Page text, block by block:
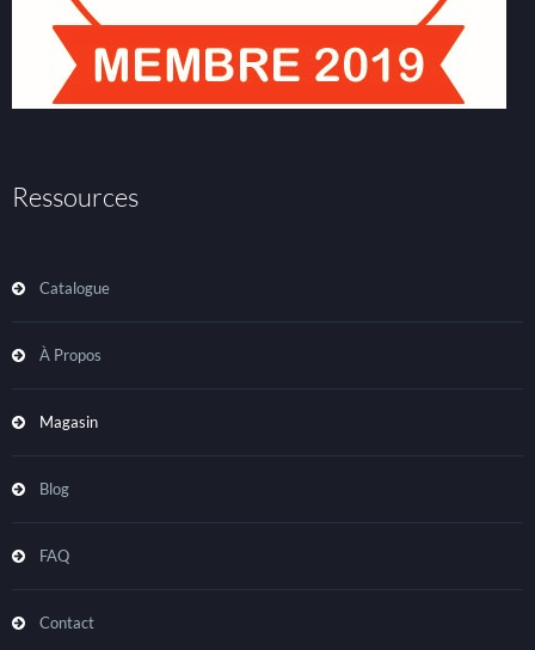
Ressources
Catalogue
À Propos
Magasin
Blog
FAQ
Contact